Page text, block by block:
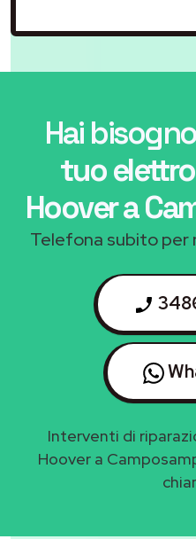
Hai
tuo
Hoover a
Telefona subito per
Interventi di
Hoover a